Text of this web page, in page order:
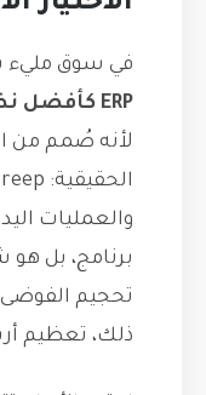
في سوق مليء
ERP كأفضل نظام ERP لوكالات التسويق
لأنه صُمم من
والعمليات
برنامج، بل
تحجيم
ذلك، تعظيم